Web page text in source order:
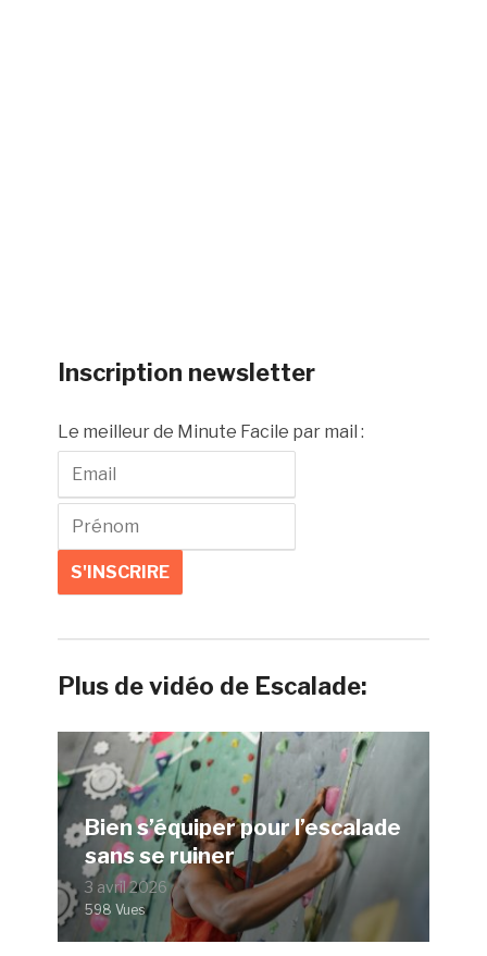
Inscription newsletter
Le meilleur de Minute Facile par mail :
Plus de vidéo de Escalade:
Bien s’équiper pour l’escalade
sans se ruiner
3 avril 2026
598 Vues